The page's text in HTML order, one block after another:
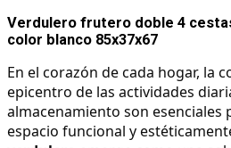
Verdulero frutero doble 4
color blanco 85x37x67
En el corazón de cada hogar, la
epicentro de las actividades
almacenamiento son esenciales
espacio funcional y